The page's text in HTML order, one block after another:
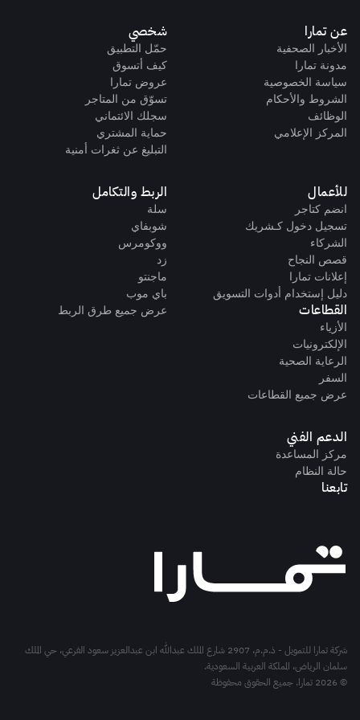
عن تمارا
الأخبار الصحفية
مدونة تمارا
سياسة الخصوصية
الشروط والأحكام
الوظائف
المركز الإعلامي
شخصي
حمّل التطبيق
كيف أتسوق
عروض تمارا
تسوّق من المتاجر
سجلك الائتماني
حماية المشتري
التبليغ عن ثغرات أمنية
للأعمال
انضم كتاجر
تسجيل دخول كـشريك
الشركاء
قصص النجاح
إعلانات تمارا
دليل إستخدام أدوات التسويق
القطاعات
الأزياء
الإلكترونيات
الرعاية الصحية
السفر
عرض جميع القطاعات
الربط والتكامل
سلة
شوبفاي
ووكومرس
زد
ماجنتو
باي موب
عرض جميع طرق الربط
الدعم الفني
مركز المساعدة
حالة النظام
تابعنا
شركة تمارا للتمويل - ذ.م.م، 2907 شارع الملك عبدالله ابن عبدالعزيز سعود الفرعي، حي الملك
سلمان الرياض، المملكة العربية السعودية.
© 2026 تمارا. جميع الحقوق محفوظة